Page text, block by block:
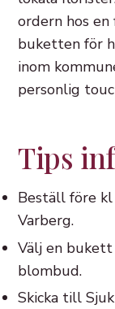
ordern hos
buketten för
inom
personlig
Tips
Beställ före kl
Varberg.
Välj en
blombud.
Skicka till